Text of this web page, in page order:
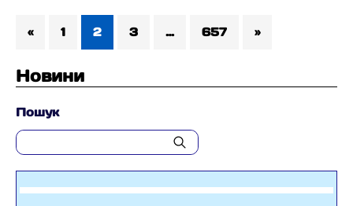
« 1 2 3 … 657 »
Новини
Пошук